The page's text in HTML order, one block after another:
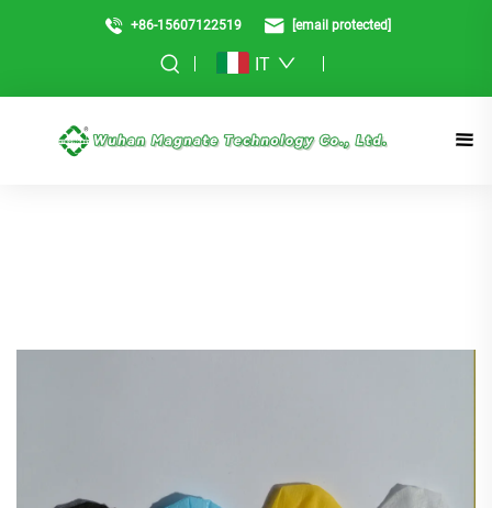
+86-15607122519 [email protected]
IT